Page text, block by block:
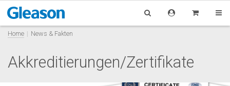
Home News & Fakten
Akkreditierungen/Zertifikate